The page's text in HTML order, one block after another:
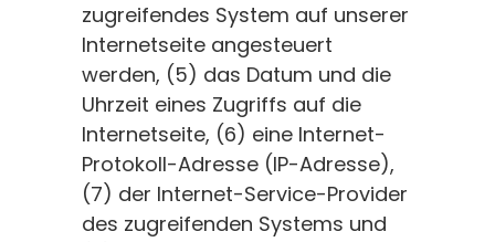
zugreifendes System auf unserer
Internetseite angesteuert
werden, (5) das Datum und die
Uhrzeit eines Zugriffs auf die
Internetseite, (6) eine Internet-
Protokoll-Adresse (IP-Adresse),
(7) der Internet-Service-Provider
des zugreifenden Systems und